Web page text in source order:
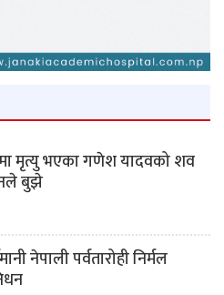
मृत्यु भएका गणेश यादवको शव
बुझे
नेपाली पर्वतारोही निर्मल